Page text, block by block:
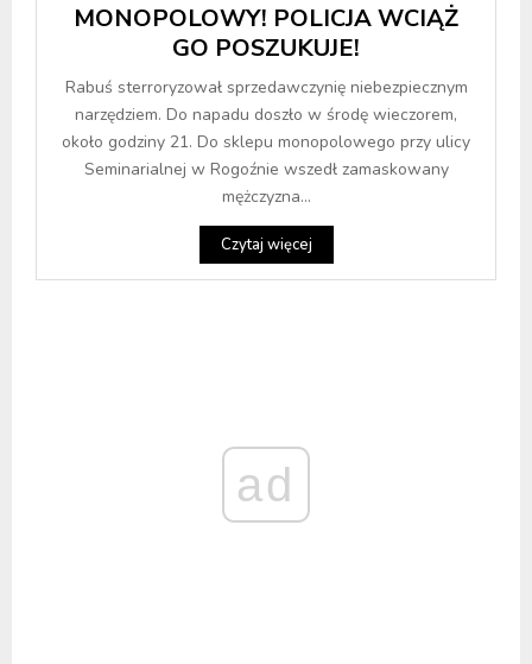
MONOPOLOWY! POLICJA WCIĄŻ
GO POSZUKUJE!
Rabuś sterroryzował sprzedawczynię niebezpiecznym
narzędziem. Do napadu doszło w środę wieczorem,
około godziny 21. Do sklepu monopolowego przy ulicy
Seminarialnej w Rogoźnie wszedł zamaskowany
mężczyzna...
Czytaj więcej
ad